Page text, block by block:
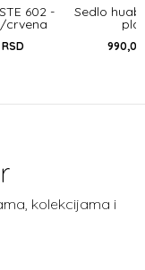
602 -
crvena
RSD
Sedlo
kolekcijama i